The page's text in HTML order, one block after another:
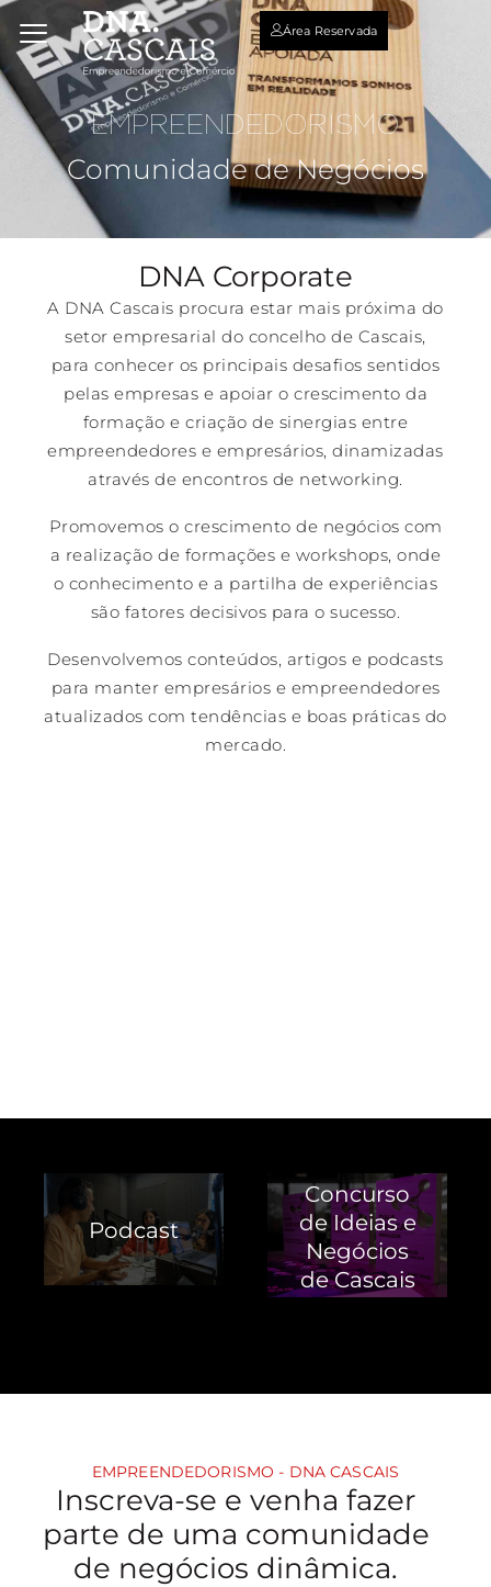
Área Reservada
EMPREENDEDORISMO
Comunidade de Negócios
DNA Corporate
A DNA Cascais procura estar mais próxima do
setor empresarial do concelho de Cascais,
para conhecer os principais desafios sentidos
pelas empresas e apoiar o crescimento da
formação e criação de sinergias entre
empreendedores e empresários, dinamizadas
através de encontros de networking.
Promovemos o crescimento de negócios com
a realização de formações e workshops, onde
o conhecimento e a partilha de experiências
são fatores decisivos para o sucesso.
Desenvolvemos conteúdos, artigos e podcasts
para manter empresários e empreendedores
atualizados com tendências e boas práticas do
mercado.
Podcast
Concurso
de Ideias e
Negócios
de Cascais
EMPREENDEDORISMO - DNA CASCAIS
Inscreva-se e venha fazer
parte de uma comunidade
de negócios dinâmica.